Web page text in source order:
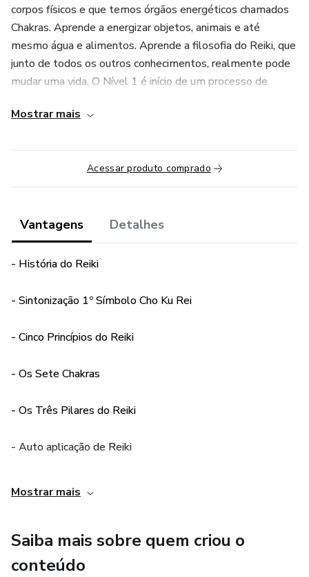
corpos físicos e que temos órgãos energéticos chamados
Chakras. Aprende a energizar objetos, animais e até
mesmo água e alimentos. Aprende a filosofia do Reiki, que
junto de todos os outros conhecimentos, realmente pode
mudar uma vida. O Nível 1 é início de um processo de
negativas (ansiedade, estresse, raiva, medos, depressão,
Mostrar mais
Acessar produto comprado
Vantagens Detalhes
- História do Reiki
- Sintonização 1º Símbolo Cho Ku Rei
- Cinco Princípios do Reiki
- Os Sete Chakras
- Os Três Pilares do Reiki
- Auto aplicação de Reiki
Além de aprender todas as técnicas e a filosofia do Reiki,
Mostrar mais
Saiba mais sobre quem criou o
conteúdo